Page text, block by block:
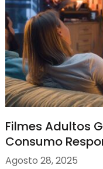
Filmes Adultos
Consumo
Agosto 28, 2025